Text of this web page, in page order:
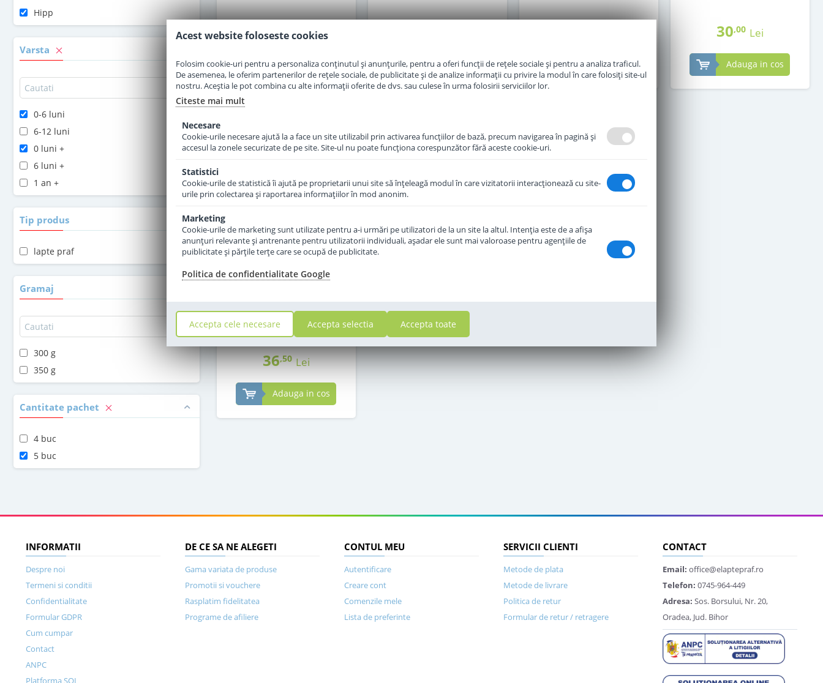
Hipp
Varsta
0-6 luni
6-12 luni
0 luni +
6 luni +
1 an +
Tip produs
lapte praf
Gramaj
300 g
350 g
Cantitate pachet
4 buc
5 buc
47 Lei
Adauga in cos Adauga in cos Adauga in cos
30,00 Lei
Adauga in cos
Lapte praf Hipp 1 Organic
Combiotic de la nastere 300
in stoc
36,50 Lei
Adauga in cos
INFORMATII
Despre noi
Termeni si conditii
Confidentialitate
Formular GDPR
Cum cumpar
Contact
ANPC
Platforma SOL
DE CE SA NE ALEGETI
Gama variata de produse
Promotii si vouchere
Rasplatim fidelitatea
Programe de afiliere
CONTUL MEU
Autentificare
Creare cont
Comenzile mele
Lista de preferinte
SERVICII CLIENTI
Metode de plata
Metode de livrare
Politica de retur
Formular de retur / retragere
CONTACT
Email: office@elaptepraf.ro
Telefon: 0745-964-449
Adresa: Sos. Borsului, Nr. 20,
Oradea, Jud. Bihor
Acest website foloseste cookies
Folosim cookie-uri pentru a personaliza conținutul și anunțurile, pentru a oferi funcții de rețele sociale și pentru a analiza traficul.
De asemenea, le oferim partenerilor de rețele sociale, de publicitate și de analize informații cu privire la modul în care folosiți site-ul
nostru. Aceștia le pot combina cu alte informații oferite de dvs. sau culese în urma folosirii serviciilor lor.
Citeste mai mult
Necesare
Cookie-urile necesare ajută la a face un site utilizabil prin activarea funcţiilor de bază, precum navigarea în pagină şi
accesul la zonele securizate de pe site. Site-ul nu poate funcţiona corespunzător fără aceste cookie-uri.
Statistici
Cookie-urile de statistică îi ajută pe proprietarii unui site să înţeleagă modul în care vizitatorii interacţionează cu site-
urile prin colectarea şi raportarea informaţiilor în mod anonim.
Marketing
Cookie-urile de marketing sunt utilizate pentru a-i urmări pe utilizatori de la un site la altul. Intenţia este de a afişa
anunţuri relevante şi antrenante pentru utilizatorii individuali, aşadar ele sunt mai valoroase pentru agenţiile de
puiblicitate şi părţile terţe care se ocupă de publicitate.
Politica de confidentialitate Google
Accepta cele necesare Accepta selectia Accepta toate